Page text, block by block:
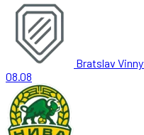
Bratslav
08.08